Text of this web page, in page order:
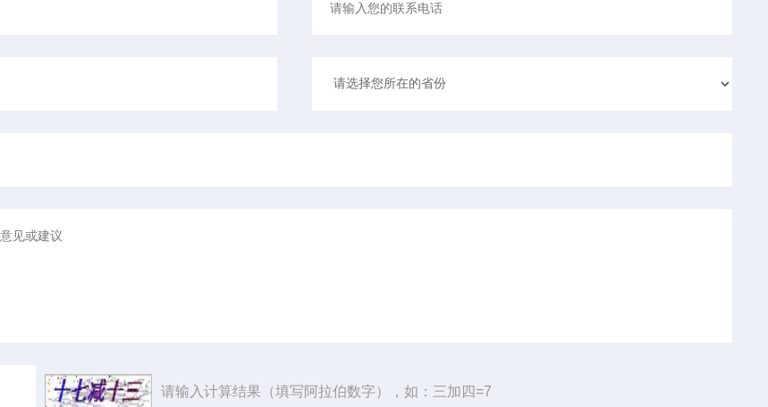
请输入计算结果（填写阿拉伯数字），如：三加四=7